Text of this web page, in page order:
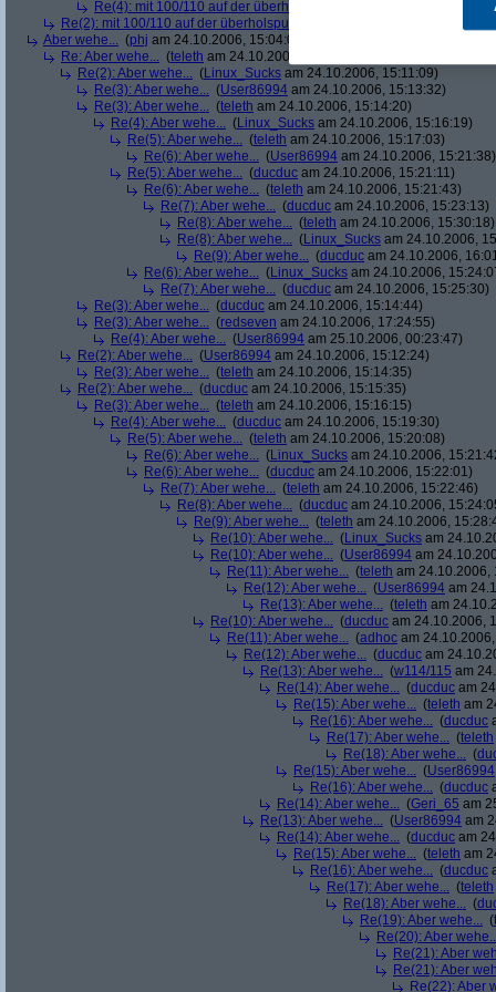
Re(4): mit 100/110 auf der überholspur auf der autobahn: ich
Re(2): mit 100/110 auf der überholspur auf der autobahn: ich werde
Aber wehe... (phj am 24.10.2006, 15:04:06)
Re: Aber wehe... (teleth am 24.10.2006, 15:07:08)
Re(2): Aber wehe... (Linux_Sucks am 24.10.2006, 15:11:09)
Re(3): Aber wehe... (User86994 am 24.10.2006, 15:13:32)
Re(3): Aber wehe... (teleth am 24.10.2006, 15:14:20)
Re(4): Aber wehe... (Linux_Sucks am 24.10.2006, 15:16:19)
Re(5): Aber wehe... (teleth am 24.10.2006, 15:17:03)
Re(6): Aber wehe... (User86994 am 24.10.2006, 15:21:38)
Re(5): Aber wehe... (ducduc am 24.10.2006, 15:21:11)
Re(6): Aber wehe... (teleth am 24.10.2006, 15:21:43)
Re(7): Aber wehe... (ducduc am 24.10.2006, 15:23:13)
Re(8): Aber wehe... (teleth am 24.10.2006, 15:30:18)
Re(8): Aber wehe... (Linux_Sucks am 24.10.2006,
Re(9): Aber wehe... (ducduc am 24.10.2006,
Re(6): Aber wehe... (Linux_Sucks am 24.10.2006,
Re(7): Aber wehe... (ducduc am 24.10.2006, 15:25:30)
Re(3): Aber wehe... (ducduc am 24.10.2006, 15:14:44)
Re(3): Aber wehe... (redseven am 24.10.2006, 17:24:55)
Re(4): Aber wehe... (User86994 am 25.10.2006, 00:23:47)
Re(2): Aber wehe... (User86994 am 24.10.2006, 15:12:24)
Re(3): Aber wehe... (teleth am 24.10.2006, 15:14:35)
Re(2): Aber wehe... (ducduc am 24.10.2006, 15:15:35)
Re(3): Aber wehe... (teleth am 24.10.2006, 15:16:15)
Re(4): Aber wehe... (ducduc am 24.10.2006, 15:19:30)
Re(5): Aber wehe... (teleth am 24.10.2006, 15:20:08)
Re(6): Aber wehe... (Linux_Sucks am 24.10.2006,
Re(6): Aber wehe... (ducduc am 24.10.2006, 15:22:01)
Re(7): Aber wehe... (teleth am 24.10.2006, 15:22:46)
Re(8): Aber wehe... (ducduc am 24.10.2006,
Re(9): Aber wehe... (teleth am 24.10.2006,
Re(10): Aber wehe... (Linux_Sucks am
Re(10): Aber wehe... (User86994 am
Re(11): Aber wehe... (teleth am 24.10.2006,
Re(12): Aber wehe... (User86994 am
Re(13): Aber wehe... (teleth am
Re(10): Aber wehe... (ducduc am 24.10.2006,
Re(11): Aber wehe... (adhoc am
Re(12): Aber wehe... (ducduc am
Re(13): Aber wehe... (w114/115 am
Re(14): Aber wehe... (ducduc am
Re(15): Aber wehe... (teleth am
Re(16): Aber wehe... (ducduc
Re(17): Aber wehe... (teleth
Re(18): Aber wehe... (
Re(15): Aber wehe... (User86994
Re(16): Aber wehe... (ducduc
Re(14): Aber wehe... (Geri_65 am
Re(13): Aber wehe... (User86994 am
Re(14): Aber wehe... (ducduc am
Re(15): Aber wehe... (teleth am
Re(16): Aber wehe... (ducduc
Re(17): Aber wehe... (teleth
Re(18): Aber wehe... (
Re(19): Aber wehe... (
Re(20): Aber
Re(21): Aber
Re(21): Aber
Re(22): Aber